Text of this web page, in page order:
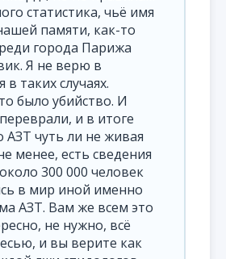
статистика, чьё имя
памяти, как-то
города Парижа
Я не верю в
в таких случаях.
было убийство. И
и в итоге
чуть ли не живая
менее, есть сведения
300 000 человек
в мир иной именно
АЗТ. Вам же всем это
не нужно, всё
и вы верите как